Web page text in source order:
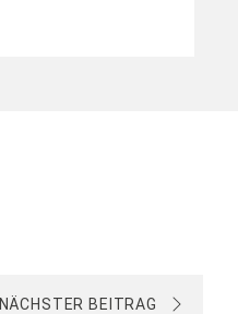
NÄCHSTER BEITRAG